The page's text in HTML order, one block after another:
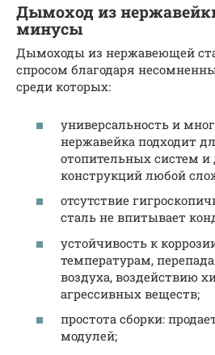
Дымоход из
минусы
Дымоходы из нержавеющей
спросом благодаря
среди которых:
универсальность и
нержавейка подходит
отопительных систем и
конструкций любой
отсутствие
сталь не впитывает
устойчивость к
температурам,
воздуха, воздействию
агрессивных веществ;
простота сборки:
модулей;